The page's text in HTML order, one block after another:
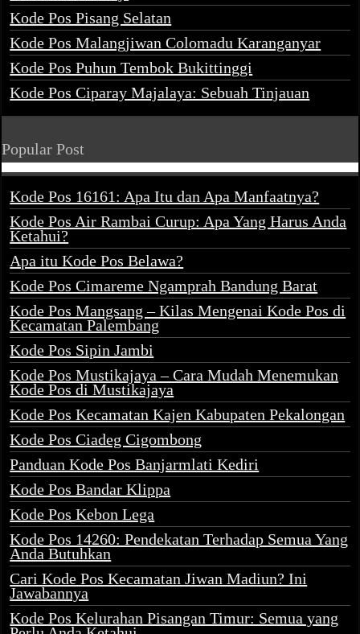
Kode Pos Pisang Selatan
Kode Pos Malangjiwan Colomadu Karanganyar
Kode Pos Puhun Tembok Bukittinggi
Kode Pos Ciparay Majalaya: Sebuah Tinjauan
Popular Post
Kode Pos 16161: Apa Itu dan Apa Manfaatnya?
Kode Pos Air Rambai Curup: Apa Yang Harus Anda
Ketahui?
Apa itu Kode Pos Belawa?
Kode Pos Cimareme Ngamprah Bandung Barat
Kode Pos Mangsang – Kilas Mengenai Kode Pos di
Kecamatan Palembang
Kode Pos Sipin Jambi
Kode Pos Mustikajaya – Cara Mudah Menemukan
Kode Pos di Mustikajaya
Kode Pos Kecamatan Kajen Kabupaten Pekalongan
Kode Pos Ciadeg Cigombong
Panduan Kode Pos Banjarmlati Kediri
Kode Pos Bandar Klippa
Kode Pos Kebon Lega
Kode Pos 14260: Pendekatan Terhadap Semua Yang
Anda Butuhkan
Cari Kode Pos Kecamatan Jiwan Madiun? Ini
Jawabannya
Kode Pos Kelurahan Pisangan Timur: Semua yang